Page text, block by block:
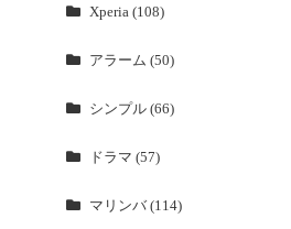
Xperia (108)
アラーム (50)
シンプル (66)
ドラマ (57)
マリンバ (114)